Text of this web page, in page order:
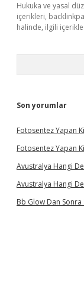
Hukuka ve yasal
içerikleri,
halinde, ilgili
Son yorumlar
Fotosentez Yapan
Fotosentez Yapan
Avustralya Hangi
Avustralya Hangi
Bb Glow Dan